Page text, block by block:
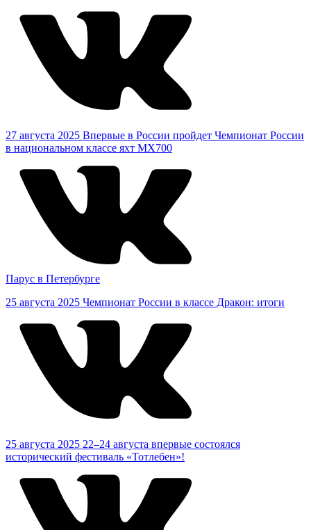
27 августа 2025 Впервые в России пройдет Чемпионат России
в национальном классе яхт MX700
Парус в Петербурге
25 августа 2025 Чемпионат России в классе Дракон: итоги
25 августа 2025 22–24 августа впервые состоялся
исторический фестиваль «Тотлебен»!